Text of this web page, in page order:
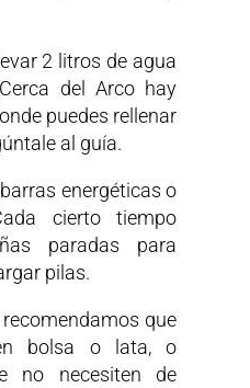
2 litros de agua
del Arco hay
puedes rellenar
al guía.
energéticas o
cierto tiempo
paradas para
pilas.
que
bolsa o lata, o
no necesiten de